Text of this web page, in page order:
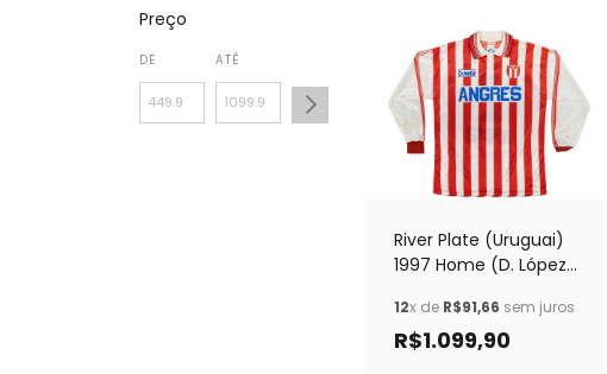
Preço
DE ATÉ
River Plate (Uruguai)
1997 Home (D. López)
12x de R$91,66 sem juros
R$1.099,90